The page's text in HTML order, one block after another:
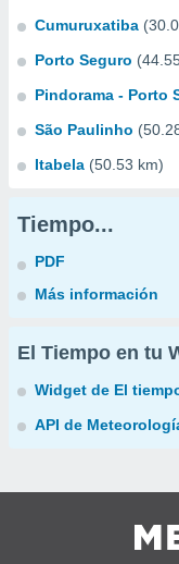
Cumuruxatiba
Porto Seguro
Pindorama - Porto
São Paulinho
Itabela (50.53 km)
Tiempo...
PDF
Más información
El Tiempo en tu
Widget de El
API de